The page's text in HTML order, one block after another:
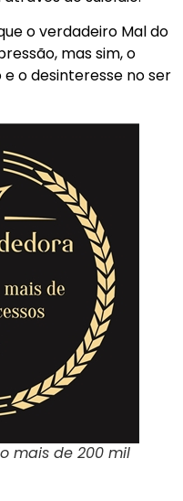
o verdadeiro Mal do
mas sim, o
o desinteresse no ser
mais de 200 mil